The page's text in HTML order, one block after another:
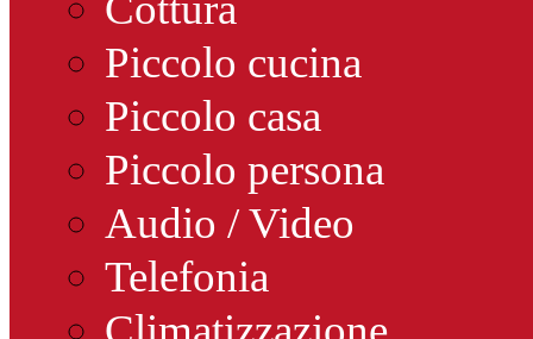
Piccolo cucina
Piccolo casa
Piccolo persona
Audio / Video
Telefonia